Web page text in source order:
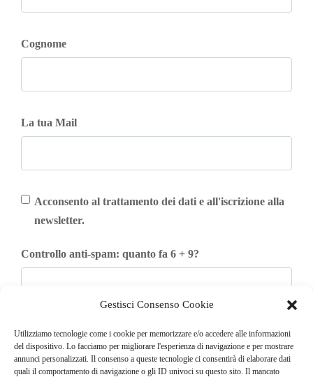
Gestisci Consenso Cookie
Utilizziamo tecnologie come i cookie per memorizzare e/o accedere alle informazioni
del dispositivo. Lo facciamo per migliorare l'esperienza di navigazione e per mostrare
annunci personalizzati. Il consenso a queste tecnologie ci consentirà di elaborare dati
quali il comportamento di navigazione o gli ID univoci su questo sito. Il mancato
Cognome
La tua Mail
Acconsento al trattamento dei dati e all'iscrizione alla
newsletter.
Controllo anti-spam: quanto fa 6 + 9?
Iscriviti